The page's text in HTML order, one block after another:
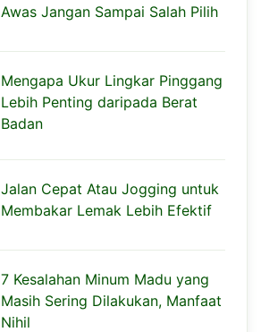
Awas Jangan Sampai Salah Pilih
Mengapa Ukur Lingkar Pinggang
Lebih Penting daripada Berat
Badan
Jalan Cepat Atau Jogging untuk
Membakar Lemak Lebih Efektif
7 Kesalahan Minum Madu yang
Masih Sering Dilakukan, Manfaat
Nihil